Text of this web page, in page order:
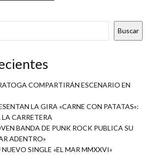
Buscar
COMPARTIRÁN ESCENARIO EN
LA GIRA «CARNE CON PATATAS»:
CARRETERA
BANDA DE PUNK ROCK PUBLICA SU
ADENTRO»
SINGLE «EL MAR MMXXVI»